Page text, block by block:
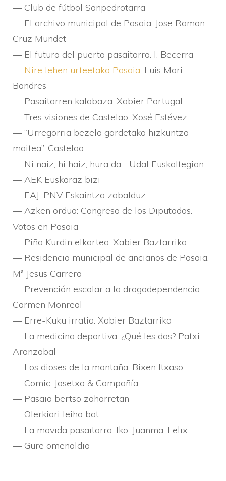
— Club de fútbol Sanpedrotarra
— El archivo municipal de Pasaia. Jose Ramon
Cruz Mundet
— El futuro del puerto pasaitarra. I. Becerra
— Nire lehen urteetako Pasaia. Luis Mari
Bandres
— Pasaitarren kalabaza. Xabier Portugal
— Tres visiones de Castelao. Xosé Estévez
— “Urregorria bezela gordetako hizkuntza
maitea”. Castelao
— Ni naiz, hi haiz, hura da… Udal Euskaltegian
— AEK Euskaraz bizi
— EAJ-PNV Eskaintza zabalduz
— Azken ordua: Congreso de los Diputados.
Votos en Pasaia
— Piña Kurdin elkartea. Xabier Baztarrika
— Residencia municipal de ancianos de Pasaia.
Mª Jesus Carrera
— Prevención escolar a la drogodependencia.
Carmen Monreal
— Erre-Kuku irratia. Xabier Baztarrika
— La medicina deportiva. ¿Qué les das? Patxi
Aranzabal
— Los dioses de la montaña. Bixen Itxaso
— Comic: Josetxo & Compañí­a
— Pasaia bertso zaharretan
— Olerkiari leiho bat
— La movida pasaitarra. Iko, Juanma, Felix
— Gure omenaldia